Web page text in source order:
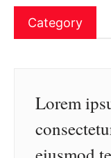
Category
Lorem